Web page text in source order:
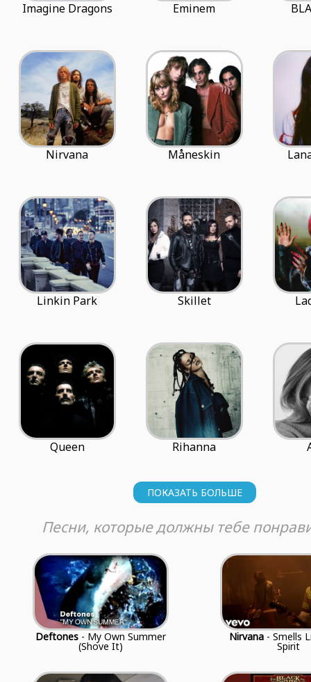
Imagine Dragons Eminem
Nirvana Måneskin
Linkin Park Skillet
Queen Rihanna
ПОКАЗАТЬ БОЛЬШЕ
Песни, которые должны тебе
Deftones - My Own Summer
(Shove It)
Nirvana- Smells
Spirit